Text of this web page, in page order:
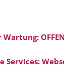
OFFEN
Services: